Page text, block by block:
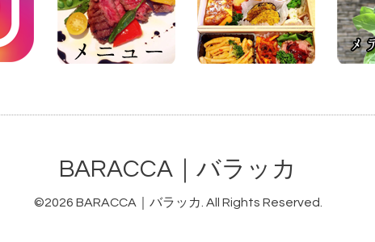
BARACCA｜バラッカ
©2026 BARACCA｜バラッカ. All Rights Reserved.